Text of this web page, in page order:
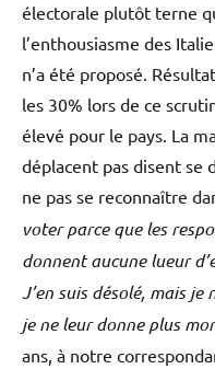
électorale plutôt terne
l’enthousiasme des
n’a été proposé.
les 30% lors de ce
élevé pour le pays. La
déplacent pas disent se
ne pas se reconnaître
voter parce que les
donnent aucune lueur
J’en suis désolé, mais
je ne leur donne plus
ans, à notre